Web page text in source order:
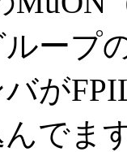
ープ
が
でま